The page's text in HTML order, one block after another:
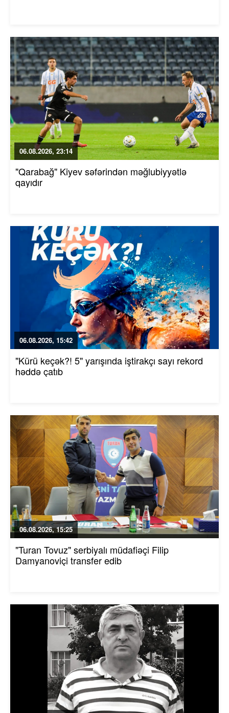
06.08.2026, 23:14
"Qarabağ" Kiyev səfərindən məğlubiyyətlə
qayıdır
06.08.2026, 15:42
"Kürü keçək?! 5" yarışında iştirakçı sayı rekord
həddə çatıb
06.08.2026, 15:25
"Turan Tovuz" serbiyalı müdafiəçi Filip
Damyanoviçi transfer edib